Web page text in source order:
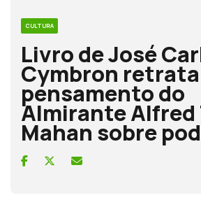
CULTURA
Livro de José
Cymbron retrata
pensamento do
Almirante Alfred
Mahan sobre